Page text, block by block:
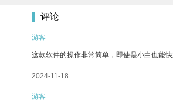
评论
游客
这款软件的操作非常简单，即使是小白也能快
2024-11-18
游客